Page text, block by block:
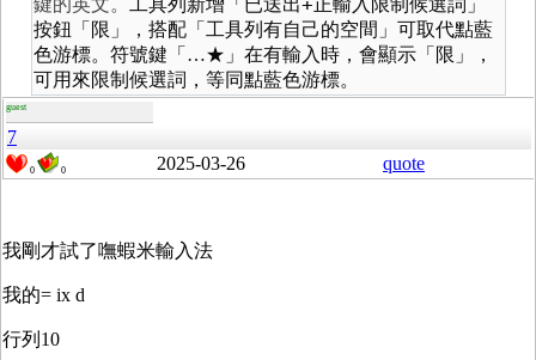
鍵的英文。 工具列新增「已送出+正輸入限制候選詞」
按鈕「限」
，搭配「工具列有自己的空間」可取代點藍
色游標。符號鍵「…★」在有輸入時，會顯示「限」，
可用來限制候選詞，等同點藍色游標。
guest
7
0 0 2025-03-26 quote
我剛才試了嘸蝦米輸入法
我的= ix d
行列10